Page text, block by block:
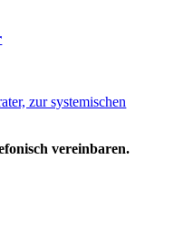
zur systemischen
vereinbaren.